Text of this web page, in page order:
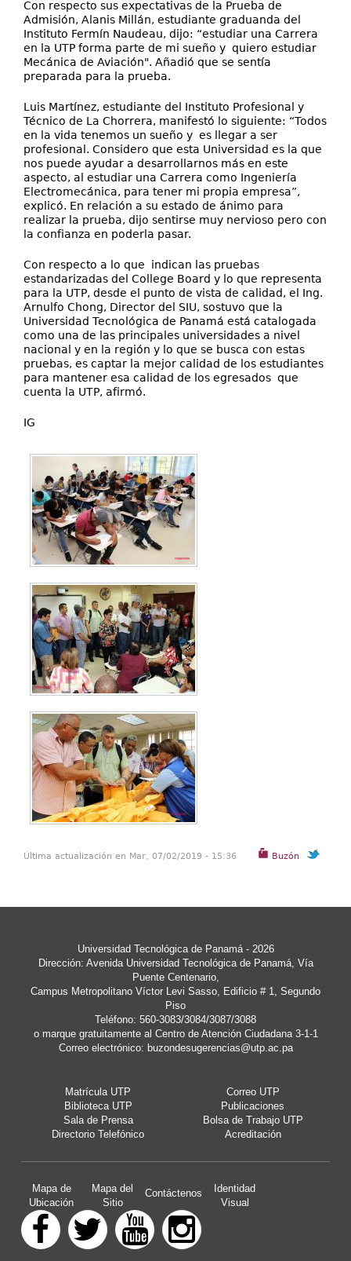
Con respecto sus expectativas de la Prueba de
Admisión, Alanis Millán, estudiante graduanda del
Instituto Fermín Naudeau, dijo: “estudiar una Carrera
en la UTP forma parte de mi sueño y quiero estudiar
Mecánica de Aviación". Añadió que se sentía
preparada para la prueba.
Luis Martínez, estudiante del Instituto Profesional y
Técnico de La Chorrera, manifestó lo siguiente: “Todos
en la vida tenemos un sueño y es llegar a ser
profesional. Considero que esta Universidad es la que
nos puede ayudar a desarrollarnos más en este
aspecto, al estudiar una Carrera como Ingeniería
Electromecánica, para tener mi propia empresa”,
explicó. En relación a su estado de ánimo para
realizar la prueba, dijo sentirse muy nervioso pero con
la confianza en poderla pasar.
Con respecto a lo que indican las pruebas
estandarizadas del College Board y lo que representa
para la UTP, desde el punto de vista de calidad, el Ing.
Arnulfo Chong, Director del SIU, sostuvo que la
Universidad Tecnológica de Panamá está catalogada
como una de las principales universidades a nivel
nacional y en la región y lo que se busca con estas
pruebas, es captar la mejor calidad de los estudiantes
para mantener esa calidad de los egresados que
cuenta la UTP, afirmó.
IG
Buzón
Última actualización en Mar, 07/02/2019 - 15:36
Universidad Tecnológica de Panamá - 2026
Dirección: Avenida Universidad Tecnológica de Panamá, Vía
Puente Centenario,
Campus Metropolitano Víctor Levi Sasso, Edificio # 1, Segundo
Piso
Teléfono: 560-3083/3084/3087/3088
o marque gratuitamente al Centro de Atención Ciudadana 3-1-1
Correo electrónico: buzondesugerencias@utp.ac.pa
Matrícula UTP
Correo UTP
Biblioteca UTP
Publicaciones
Sala de Prensa
Bolsa de Trabajo UTP
Directorio Telefónico
Acreditación
Mapa de
Ubicación
Mapa del
Sitio
Contáctenos
Identidad
Visual